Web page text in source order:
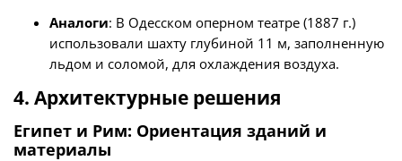
Аналоги: В Одесском оперном театре (1887 г.)
использовали шахту глубиной 11 м, заполненную
льдом и соломой, для охлаждения воздуха.
4. Архитектурные решения
Египет и Рим: Ориентация зданий и
материалы